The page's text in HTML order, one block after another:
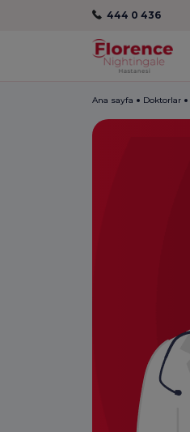
444 0 436
Ana sayfa Doktorlar